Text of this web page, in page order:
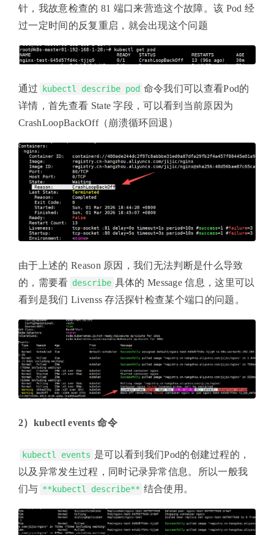
针，我故意检查的 81 端口来营造这个故障。该 Pod 经
过一定时间的反复重启，就会出现这个问题
通过 kubectl describe pod 命令我们可以查看Pod的
详情，首先查看 State 字段，可以看到当前原因为
CrashLoopBackOff（崩溃循环回退）
由于上述的 Reason 原因，我们无法判断是什么导致
的，需要看 describe 具体的 Message 信息，这里可以
看到是我们 Livenss 存活探针检查某个端口的问题。
2）kubectl events 命令
kubectl events 是可以看到我们Pod的创建过程的，
以及异常发生过程，同时记录异常信息。所以一般我
们与 **kubectl describe** 结合使用。